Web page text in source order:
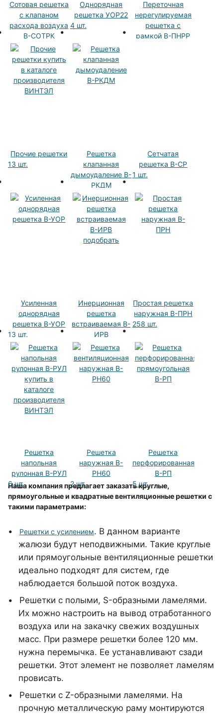
Сотовая решетка
с клапаном
расхода воздуха
В-СОТРК
19 шт.
Однорядная
решетка УОР22
4 шт.
Переточная
нерегулируемая
решетка с
рамкой В-ПНРР
Прочие решетки
13 шт.
Решетка
клапанная
дымоудаление В-
РКДМ
112 шт.
Сетчатая
решетка В-СР
1 шт.
Усиленная
однорядная
решетка В-УОР
13 шт.
Инерционная
решетка
встраиваемая В-
ИРВ
2 шт.
Простая решетка
наружная В-ПРН
258 шт.
Решетка
напольная
рулонная В-РУЛ
6 шт.
Решетка
наружная В-
РН60
2 шт.
Решетка
перфорированная
В-РП
5 шт.
Наша компания предлагает заказать круглые,
прямоугольные и квадратные вентиляционные решетки с
такими параметрами:
Решетки с усилением. В данном варианте
жалюзи будут неподвижными. Такие круглые
или прямоугольные вентиляционные решетки
идеально подходят для систем, где
наблюдается большой поток воздуха.
Решетки с полыми, S-образными ламелями.
Их можно настроить на вывод отработанного
воздуха или на закачку свежих воздушных
масс. При размере решетки более 120 мм.
нужна перемычка. Ее устанавливают сзади
решетки. Этот элемент не позволяет ламелям
провисать.
Решетки с Z-образными ламелями. На
прочную металлическую раму монтируются